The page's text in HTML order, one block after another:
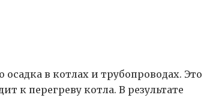
в котлах и трубопроводах. Это
к перегреву котла. В результате